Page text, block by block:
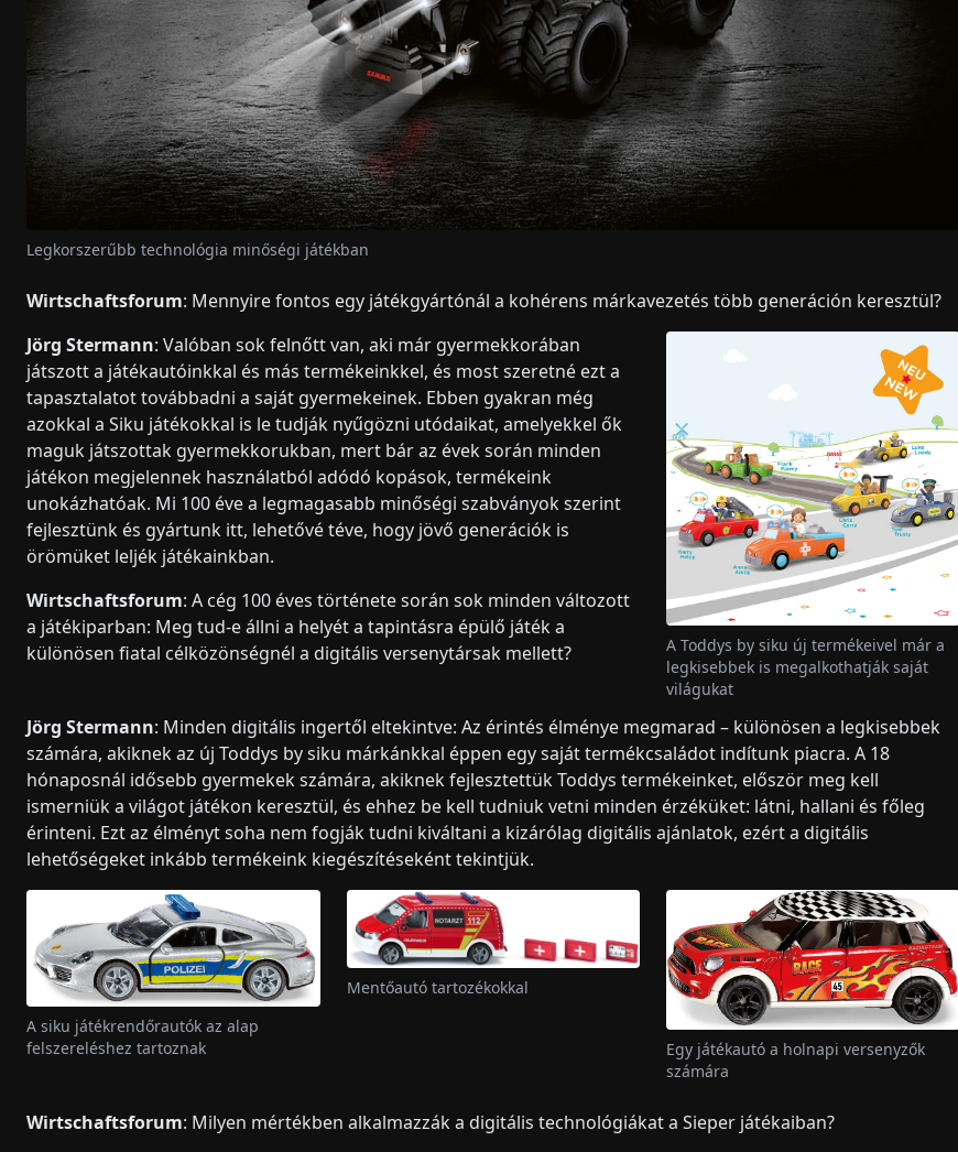
Legkorszerűbb technológia minőségi játékban
Wirtschaftsforum: Mennyire fontos egy játékgyártónál a kohérens márkavezetés több generáción keresztül?
Jörg Stermann: Valóban sok felnőtt van, aki már gyermekkorában
játszott a játékautóinkkal és más termékeinkkel, és most szeretné ezt a
tapasztalatot továbbadni a saját gyermekeinek. Ebben gyakran még
azokkal a Siku játékokkal is le tudják nyűgözni utódaikat, amelyekkel ők
maguk játszottak gyermekkorukban, mert bár az évek során minden
játékon megjelennek használatból adódó kopások, termékeink
unokázhatóak. Mi 100 éve a legmagasabb minőségi szabványok szerint
fejlesztünk és gyártunk itt, lehetővé téve, hogy jövő generációk is
örömüket leljék játékainkban.
Wirtschaftsforum: A cég 100 éves története során sok minden változott
a játékiparban: Meg tud-e állni a helyét a tapintásra épülő játék a
különösen fiatal célközönségnél a digitális versenytársak mellett?
A Toddys by siku új termékeivel már a
legkisebbek is megalkothatják saját
világukat
Jörg Stermann: Minden digitális ingertől eltekintve: Az érintés élménye megmarad – különösen a legkisebbek
számára, akiknek az új Toddys by siku márkánkkal éppen egy saját termékcsaládot indítunk piacra. A 18
hónaposnál idősebb gyermekek számára, akiknek fejlesztettük Toddys termékeinket, először meg kell
ismerniük a világot játékon keresztül, és ehhez be kell tudniuk vetni minden érzéküket: látni, hallani és főleg
érinteni. Ezt az élményt soha nem fogják tudni kiváltani a kizárólag digitális ajánlatok, ezért a digitális
lehetőségeket inkább termékeink kiegészítéseként tekintjük.
A siku játékrendőrautók az alap
felszereléshez tartoznak
Mentőautó tartozékokkal
Egy játékautó a holnapi versenyzők
számára
Wirtschaftsforum: Milyen mértékben alkalmazzák a digitális technológiákat a Sieper játékaiban?